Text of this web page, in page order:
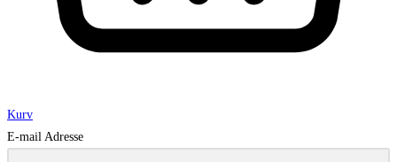
Kurv
E-mail Adresse